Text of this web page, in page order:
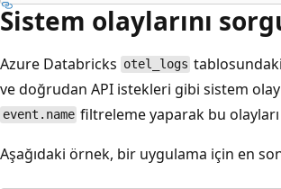
Sistem olaylarını
Azure Databricks otel_logs
ve doğrudan API istekleri gibi sistem
event.name filtreleme yaparak bu
Aşağıdaki örnek, bir uygulama için en son